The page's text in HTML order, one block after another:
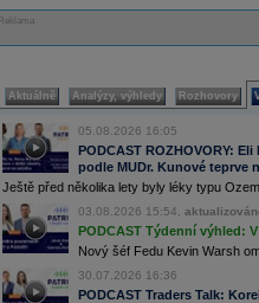
Reklama
Aktuálně Analýzy, výhledy Rozhovory
05.08.2026 16:05
PODCAST ROZHOVORY:
podle MUDr. Kunové teprve
Ještě před několika lety byly léky typu
03.08.2026 15:54,
PODCAST Týdenní výhled:
Nový šéf Fedu Kevin Warsh
30.07.2026 16:36
PODCAST Traders Talk: